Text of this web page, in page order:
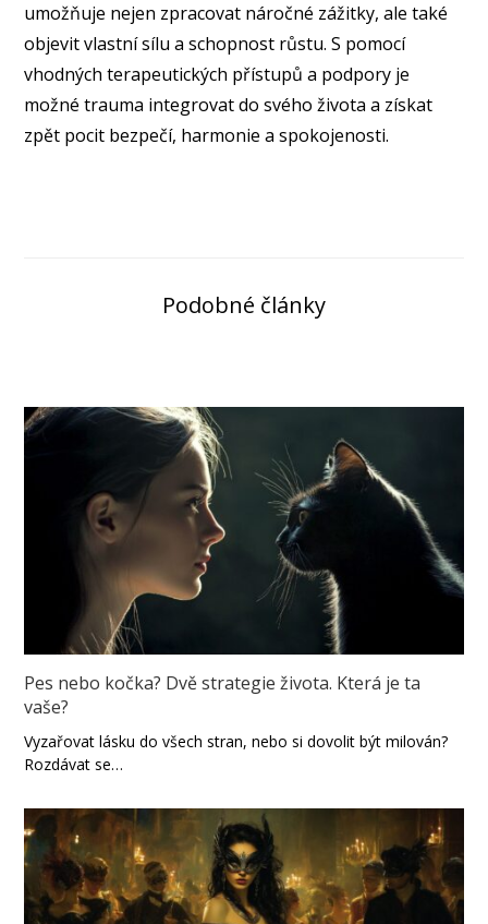
umožňuje nejen zpracovat náročné zážitky, ale také
objevit vlastní sílu a schopnost růstu. S pomocí
vhodných terapeutických přístupů a podpory je
možné trauma integrovat do svého života a získat
zpět pocit bezpečí, harmonie a spokojenosti.
Podobné články
Pes nebo kočka? Dvě strategie života. Která je ta
vaše?
Vyzařovat lásku do všech stran, nebo si dovolit být milován?
Rozdávat se…